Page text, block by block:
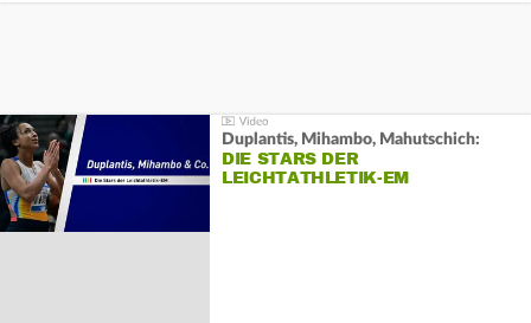
Duplantis, Mihambo, Mahutschich:
DIE STARS DER
LEICHTATHLETIK-EM